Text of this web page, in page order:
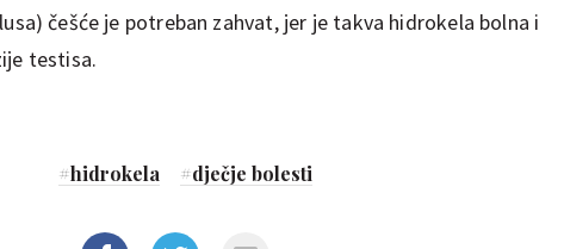
češće je potreban zahvat, jer je takva hidrokela bolna i
testisa.
#hidrokela #dječje bolesti